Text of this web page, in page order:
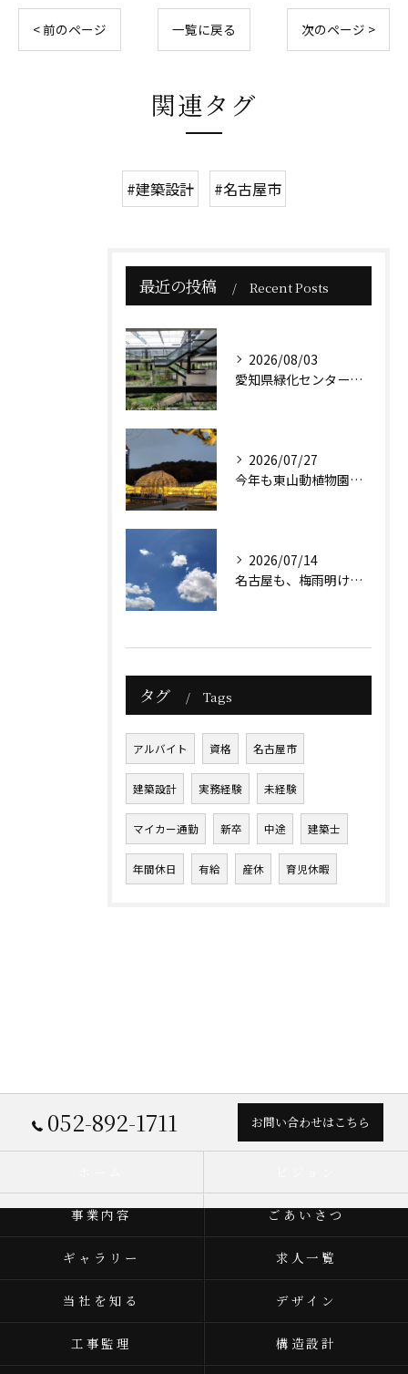
< 前のページ 一覧に戻る 次のページ >
関連タグ
#建築設計 #名古屋市
最近の投稿 Recent Posts
2026/08/03
愛知県緑化センター本館は、贅沢な緑に囲まれた小高い丘に佇んで...
2026/07/27
今年も東山動植物園のナイトズーが始まりますね。
2026/07/14
名古屋も、梅雨明け前ですが暑さは本格的になっています。
タグ Tags
アルバイト 資格 名古屋市
建築設計 実務経験 未経験
マイカー通勤 新卒 中途 建築士
年間休日 有給 産休 育児休暇
052-892-1711 お問い合わせはこちら
事業内容 ごあいさつ
ギャラリー 求人一覧
当社を知る デザイン
工事監理 構造設計